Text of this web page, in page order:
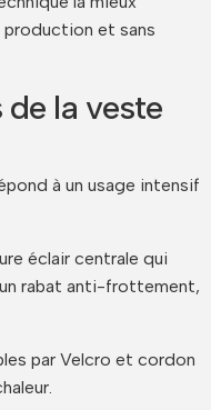
et sans
la veste
à un usage intensif
éclair centrale qui
rabat anti-frottement,
par Velcro et cordon